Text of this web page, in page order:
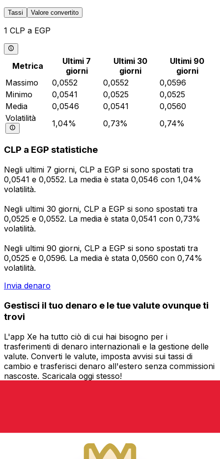
Tassi Valore convertito
1 CLP a EGP
Metrica
Ultimi 7
giorni
Ultimi 30
giorni
Ultimi 90
giorni
Massimo
0,0552 0,0552
0,0596
Minimo
0,0541 0,0525
0,0525
Media
0,0546 0,0541
0,0560
Volatilità
1,04% 0,73% 0,74%
CLP a EGP statistiche
Negli ultimi 7 giorni, CLP a EGP si sono spostati tra
0,0541 e 0,0552. La media è stata 0,0546 con 1,04%
volatilità.
Negli ultimi 30 giorni, CLP a EGP si sono spostati tra
0,0525 e 0,0552. La media è stata 0,0541 con 0,73%
volatilità.
Negli ultimi 90 giorni, CLP a EGP si sono spostati tra
0,0525 e 0,0596. La media è stata 0,0560 con 0,74%
volatilità.
Invia denaro
Gestisci il tuo denaro e le tue valute ovunque ti
trovi
L'app Xe ha tutto ciò di cui hai bisogno per i
trasferimenti di denaro internazionali e la gestione delle
valute. Converti le valute, imposta avvisi sui tassi di
cambio e trasferisci denaro all'estero senza commissioni
nascoste. Scaricala oggi stesso!